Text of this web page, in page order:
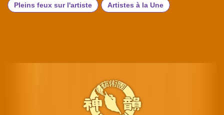
Pleins feux sur l'artiste Artistes à la Une